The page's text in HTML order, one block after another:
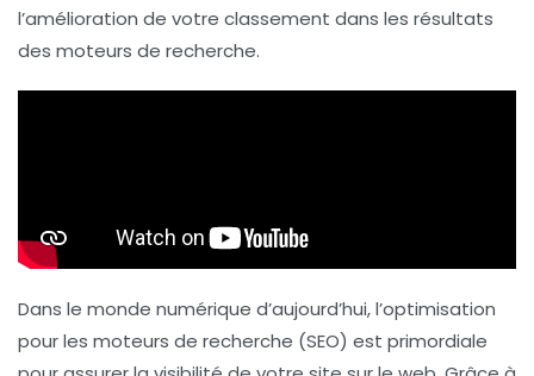
l’amélioration de votre classement dans les résultats
des moteurs de recherche.
Dans le monde numérique d’aujourd’hui, l’optimisation
pour les moteurs de recherche (SEO) est primordiale